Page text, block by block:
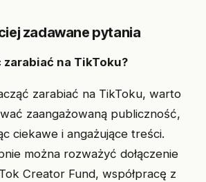
zadawane pytania
zarabiać na TikToku?
zarabiać na TikToku, warto
zaangażowaną publiczność,
ciekawe i angażujące treści.
można rozważyć dołączenie
Creator Fund, współpracę z